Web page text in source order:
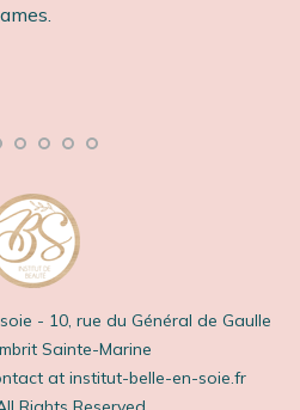
- 10, rue du Général de Gaulle
Sainte-Marine
at institut-belle-en-soie.fr